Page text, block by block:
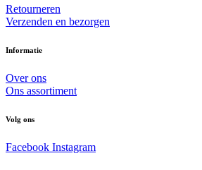
Retourneren
Verzenden en bezorgen
Informatie
Over ons
Ons assortiment
Volg ons
Facebook Instagram